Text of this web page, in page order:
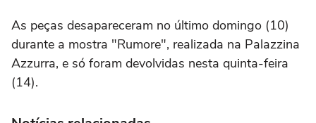
As peças desapareceram no último domingo (10)
durante a mostra "Rumore", realizada na Palazzina
Azzurra, e só foram devolvidas nesta quinta-feira
(14).